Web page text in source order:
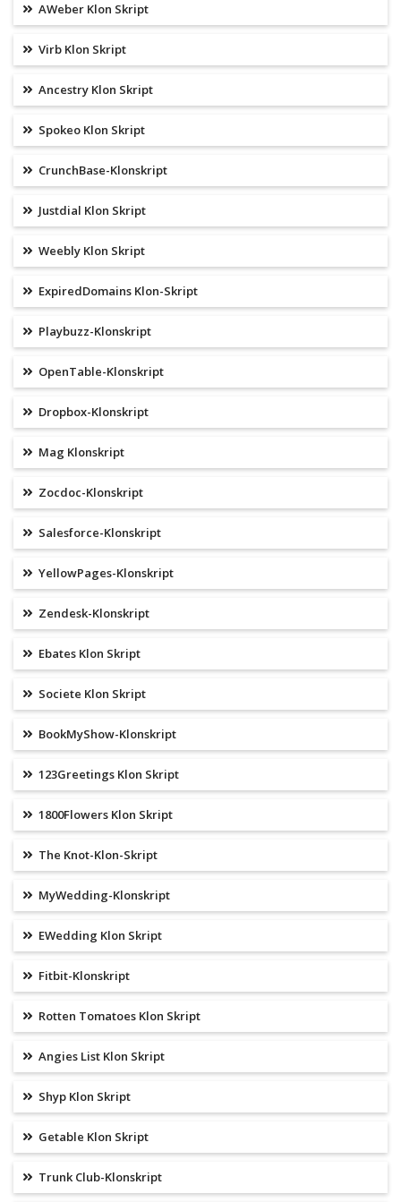
AWeber Klon Skript
Virb Klon Skript
Ancestry Klon Skript
Spokeo Klon Skript
CrunchBase-Klonskript
Justdial Klon Skript
Weebly Klon Skript
ExpiredDomains Klon-Skript
Playbuzz-Klonskript
OpenTable-Klonskript
Dropbox-Klonskript
Mag Klonskript
Zocdoc-Klonskript
Salesforce-Klonskript
YellowPages-Klonskript
Zendesk-Klonskript
Ebates Klon Skript
Societe Klon Skript
BookMyShow-Klonskript
123Greetings Klon Skript
1800Flowers Klon Skript
The Knot-Klon-Skript
MyWedding-Klonskript
EWedding Klon Skript
Fitbit-Klonskript
Rotten Tomatoes Klon Skript
Angies List Klon Skript
Shyp Klon Skript
Getable Klon Skript
Trunk Club-Klonskript